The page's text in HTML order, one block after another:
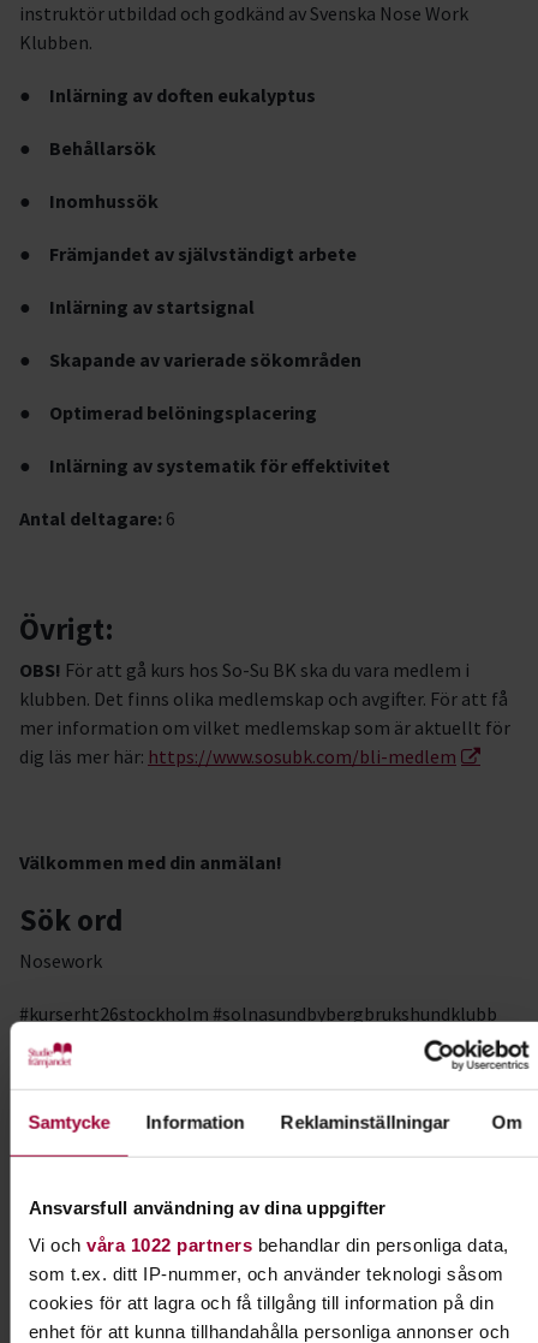
Samtycke Information Reklaminställningar Om
Ansvarsfull användning av dina uppgifter
Vi och våra 1022 partnersbehandlar din personliga data,
som t.ex. ditt IP-nummer, och använder teknologi såsom
cookies för att lagra och få tillgång till information på din
enhet för att kunna tillhandahålla personliga annonser och
instruktör utbildad och godkänd av Svenska Nose Work
Klubben.
● Inlärning av doften eukalyptus
● Behållarsök
● Inomhussök
● Främjandet av självständigt arbete
● Inlärning av startsignal
● Skapande av varierade sökområden
● Optimerad belöningsplacering
● Inlärning av systematik för effektivitet
Antal deltagare: 6
Övrigt:
OBS! För att gå kurs hos So-Su BK ska du vara medlem i
klubben. Det finns olika medlemskap och avgifter. För att få
mer information om vilket medlemskap som är aktuellt för
dig läs mer här: https://www.sosubk.com/bli-medlem
Välkommen med din anmälan!
Sök ord
Nosework
#kurserht26stockholm #solnasundbybergbrukshundklubb
#hundkursstockholm
Kursledare
Agneta Rainsson